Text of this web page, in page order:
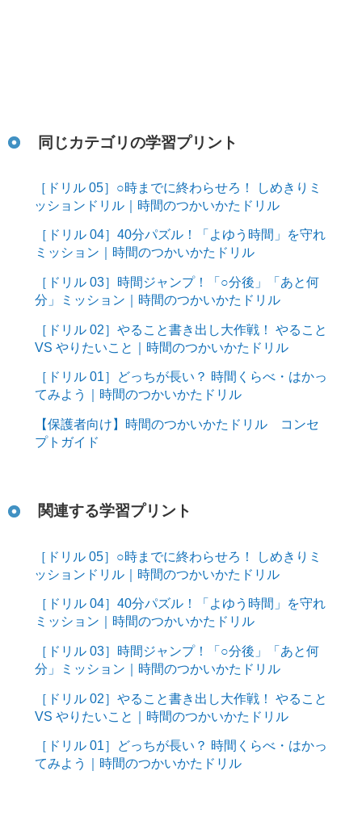
同じカテゴリの学習プリント
［ドリル 05］○時までに終わらせろ！ しめきりミ
ッションドリル｜時間のつかいかたドリル
［ドリル 04］40分パズル！「よゆう時間」を守れ
ミッション｜時間のつかいかたドリル
［ドリル 03］時間ジャンプ！「○分後」「あと何
分」ミッション｜時間のつかいかたドリル
［ドリル 02］やること書き出し大作戦！ やること
VS やりたいこと｜時間のつかいかたドリル
［ドリル 01］どっちが長い？ 時間くらべ・はかっ
てみよう｜時間のつかいかたドリル
【保護者向け】時間のつかいかたドリル コンセ
プトガイド
関連する学習プリント
［ドリル 05］○時までに終わらせろ！ しめきりミ
ッションドリル｜時間のつかいかたドリル
［ドリル 04］40分パズル！「よゆう時間」を守れ
ミッション｜時間のつかいかたドリル
［ドリル 03］時間ジャンプ！「○分後」「あと何
分」ミッション｜時間のつかいかたドリル
［ドリル 02］やること書き出し大作戦！ やること
VS やりたいこと｜時間のつかいかたドリル
［ドリル 01］どっちが長い？ 時間くらべ・はかっ
てみよう｜時間のつかいかたドリル